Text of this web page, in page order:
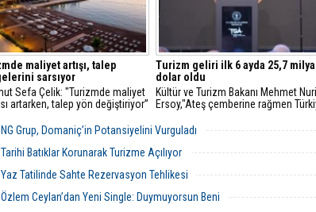
maliyet artışı, talep
sarsıyor
Sefa Çelik: "Turizmde maliyet
artarken, talep yön değiştiriyor”
Turizm geliri ilk 6 ayda 25,7
dolar oldu
Kültür ve Turizm Bakanı Mehmet Nuri
Ersoy,"Ateş çemberine rağmen
NG Grup, Domaniç’in Potansiyelini Vurguladı
Tarihi Batıklar Korunarak Turizme Açılıyor
Yaz Tatilinde Sahte Rezervasyon Tehlikesi
Özlem Ceylan’dan Yeni Single: Duymuyorsun Beni